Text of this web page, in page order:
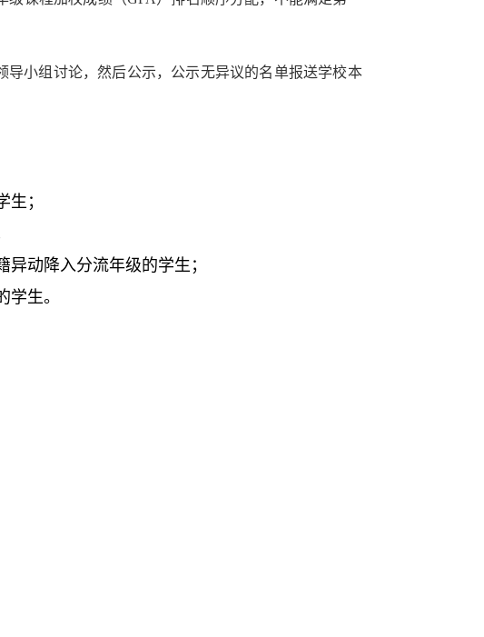
小组讨论，然后公示，公示无异议的名单报送学校本
；
动降入分流年级的学生；
生。